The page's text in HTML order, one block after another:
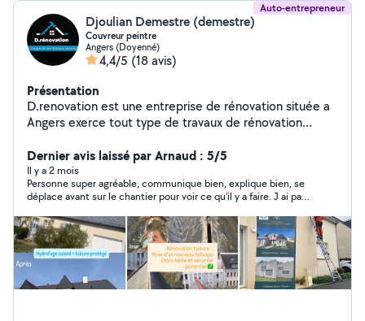
Auto-entrepreneur
Djoulian Demestre (demestre)
Couvreur peintre
Angers (Doyenné)
4,4/5 (18 avis)
Présentation
D.renovation est une entreprise de rénovation située a
Angers exerce tout type de travaux de rénovation
de vos extérieurs nettoyage de toiture façade dallage
hydrofuge tout travaux de couverture changement de
ardoise ,gouttière, recherche de fuite et ravalement de
façade nous serons répondre à toute vos demandes et
à votre écoute pour tout vos travaux Basé sur Angers et
Royan
Dernier avis laissé par Arnaud : 5/5
Il y a 2 mois
Personne super agréable, communique bien, explique bien, se
déplace avant sur le chantier pour voir ce qu'il y a faire. J ai pas